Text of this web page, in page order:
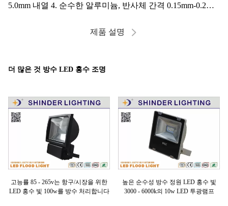
5.0mm 내열 4. 순수한 알루미늄, 반사체 간격 0.15mm-0.2mm
및 나사의 스테인리스 걸쇠. ...
제품 설명
더 많은 것 방수 LED 홍수 조명
고능률 85 - 265v는 항구/시장을 위한
LED 홍수 빛 100w를 방수 처리합니다
높은 순수성 방수 정원 LED 홍수 빛
3000 - 6000k의 10w LED 투광램프